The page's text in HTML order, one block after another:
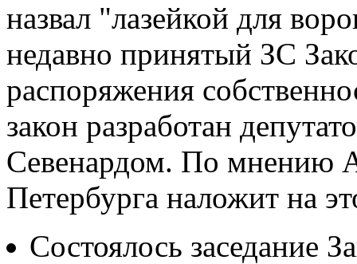
назвал "лазейкой для
недавно принятый ЗС
распоряжения
закон разработан
Севенардом. По мнению
Петербурга наложит на
Состоялось заседание